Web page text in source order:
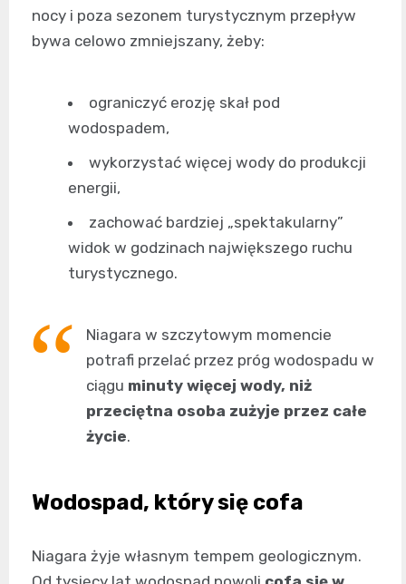
nocy i poza sezonem turystycznym przepływ
bywa celowo zmniejszany, żeby:
ograniczyć erozję skał pod
wodospadem,
wykorzystać więcej wody do produkcji
energii,
zachować bardziej „spektakularny”
widok w godzinach największego ruchu
turystycznego.
Niagara w szczytowym momencie
potrafi przelać przez próg wodospadu w
ciągu minuty więcej wody, niż
przeciętna osoba zużyje przez całe
życie.
Wodospad, który się cofa
Niagara żyje własnym tempem geologicznym.